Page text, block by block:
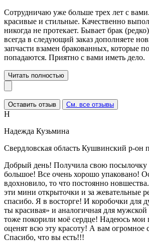
Сотрудничаю уже больше трех лет с
красивые и стильные. Качественно
никогда не протекает. Бывает брак
всегда в следующий заказ дополняете
запчасти взамен бракованных, которые
попадаются. Приятно с вами иметь дело.
Читать полностью
Оставить отзыв См. все отзывы
Н
Надежда Кузьмина
Свердловская область Кушвинский р-он
Добрый день! Получила свою посылочку
большое! Все очень хорошо упаковано!
вдохновило, то что постоянно
эти мини открыточки и за жевательные
спасибо. Я в восторге! И коробочки
ты красивая» и аналогичная для
тоже покорили моё сердце! Надеюсь мои
оценят всю эту красоту! А вам огромное
Спасибо, что вы есть!!!